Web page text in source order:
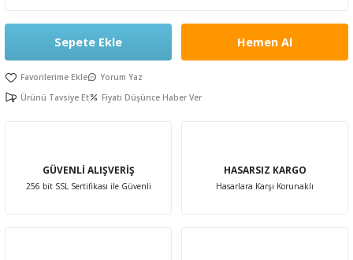
Ürünleri
Emzirme
Yağı
Sepete Ekle Hemen Al
Yorum Yaz
Ürünü Tavsiye Et
Fiyatı Düşünce Haber Ver
GÜVENLİ ALIŞVERİŞ
256 bit SSL Sertifikası ile Güvenli
HASARSIZ KARGO
Hasarlara Karşı Korunaklı